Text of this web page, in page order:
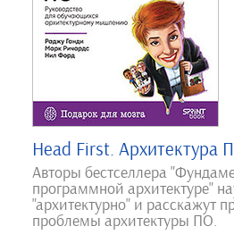
Head First. Архитектура
Авторы бестселлера
программной архитектуре"
"архитектурно" и расскажут
проблемы архитектуры ПО.